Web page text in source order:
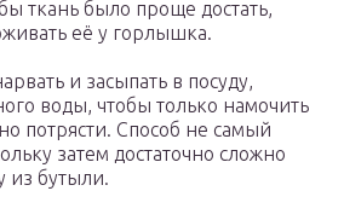
ткань было проще достать,
её у горлышка.
и засыпать в посуду,
воды, чтобы только намочить
потрясти. Способ не самый
затем достаточно сложно
из бутыли.